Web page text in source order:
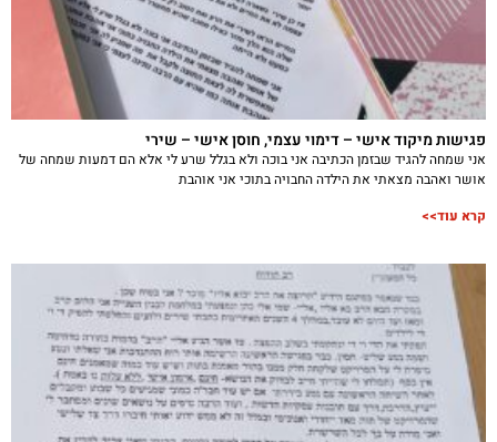
פגישות מיקוד אישי – דימוי עצמי, חוסן אישי – שירי
אני שמחה להגיד שבזמן הכתיבה אני בוכה ולא בגלל שרע לי אלא הם דמעות שמחה של
אושר ואהבה מצאתי את הילדה החבויה בתוכי אני אוהבת
קרא עוד>>